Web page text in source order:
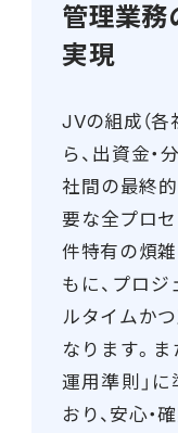
管理業務
実現
JVの組成（
ら、出資金・
社間の最終
要な全プロ
件特有の煩
もに、プロ
ルタイムか
なります。ま
運用準則」
おり、安心・